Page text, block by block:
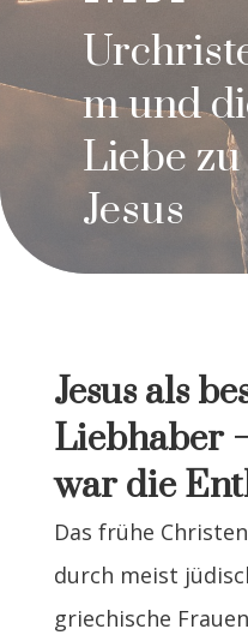
m und
Liebe zu
Jesus
Jesus als
Liebhaber
war die
Das frühe
durch meist
griechische